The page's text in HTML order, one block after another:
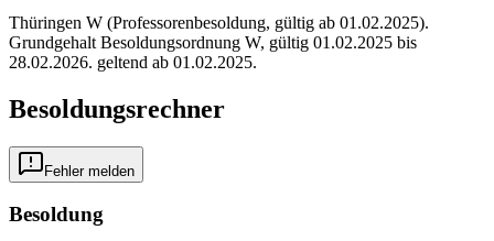
Thüringen W (Professorenbesoldung, gültig ab 01.02.2025).
Grundgehalt Besoldungsordnung W, gültig 01.02.2025 bis
28.02.2026. geltend ab 01.02.2025.
Besoldungsrechner
Fehler melden
Besoldung